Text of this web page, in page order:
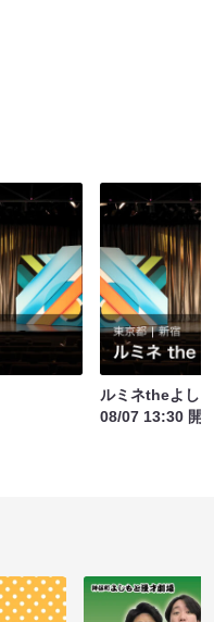
ルミネtheよし
08/07 13:30 開